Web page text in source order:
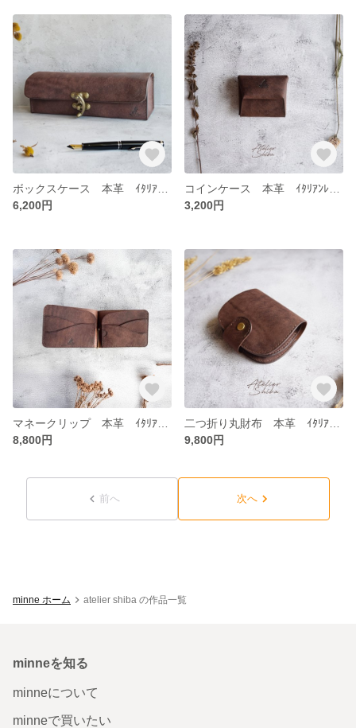
6,200円
3,200円
8,800円
9,800円
前へ 次へ
minne ホーム atelier shiba の作品一覧
minneを知る
minneについて
minneで買いたい